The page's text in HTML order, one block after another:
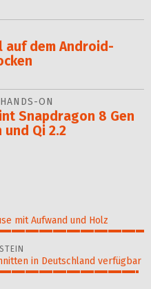
auf dem Android-
ON
Snapdragon 8 Gen
und Qi 2.2
mit Aufwand und Holz
in Deutschland verfügbar